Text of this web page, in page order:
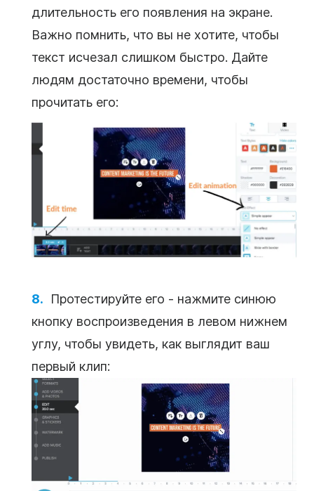
длительность его появления на экране.
Важно помнить, что вы не хотите, чтобы
текст исчезал слишком быстро. Дайте
людям достаточно времени, чтобы
прочитать его:
Протестируйте его - нажмите синюю
кнопку воспроизведения в левом нижнем
углу, чтобы увидеть, как выглядит ваш
первый клип: